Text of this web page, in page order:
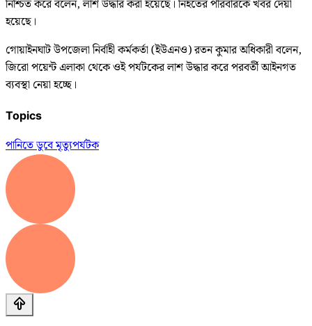
নিশ্চিত করে বলেন, লাশ উদ্ধার করা হয়েছে। নিহতের পরিবারকে খবর দেয়া
হয়েছে।
গোয়াইনঘাট উপজেলা নির্বাহী কর্মকর্তা (ইউএনও) রতন কুমার অধিকারী বলেন,
জিরো পয়েন্ট এলাকা থেকে ওই পর্যটকের লাশ উদ্ধার করে পরবর্তী আইনগত
ব্যবস্থা নেয়া হচ্ছে।
Topics
পানিতে ডুবে মৃত্যুপর্যটক